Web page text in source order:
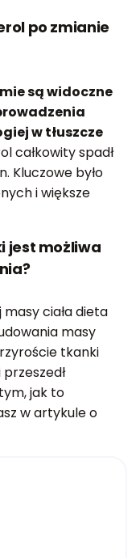
po zmianie
są widoczne
w tłuszcze
całkowity spadł
Kluczowe było
i większe
jest możliwa
masy ciała dieta
masy
tkanki
jak to
w artykule o